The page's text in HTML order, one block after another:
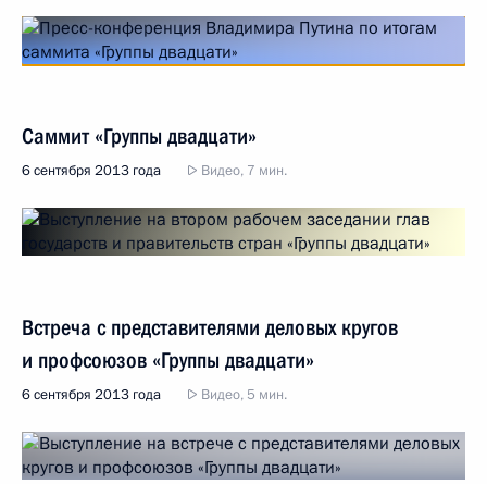
Саммит «Группы двадцати»
6 сентября 2013 года Видео, 7 мин.
Встреча с представителями деловых кругов
и профсоюзов «Группы двадцати»
6 сентября 2013 года Видео, 5 мин.